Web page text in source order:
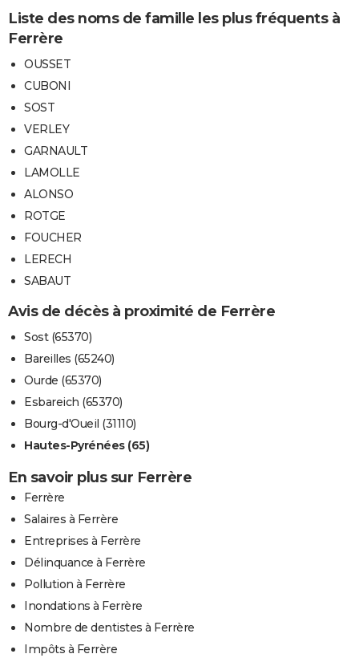
Liste des noms de famille les plus fréquents à
Ferrère
OUSSET
CUBONI
SOST
VERLEY
GARNAULT
LAMOLLE
ALONSO
ROTGE
FOUCHER
LERECH
SABAUT
Avis de décès à proximité de Ferrère
Sost (65370)
Bareilles (65240)
Ourde (65370)
Esbareich (65370)
Bourg-d'Oueil (31110)
Hautes-Pyrénées (65)
En savoir plus sur Ferrère
Ferrère
Salaires à Ferrère
Entreprises à Ferrère
Délinquance à Ferrère
Pollution à Ferrère
Inondations à Ferrère
Nombre de dentistes à Ferrère
Impôts à Ferrère